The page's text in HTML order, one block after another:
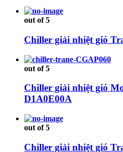
out of 5
Chiller giải nhiệt gió
out of 5
Chiller giải nhiệt gió
D1A0E00A
out of 5
Chiller giải nhiệt gió